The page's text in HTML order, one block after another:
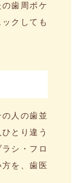
歯周ポケ
クしても
人の歯並
とり違う
シ・フロ
を、歯医